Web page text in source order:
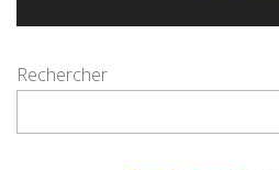
Rechercher